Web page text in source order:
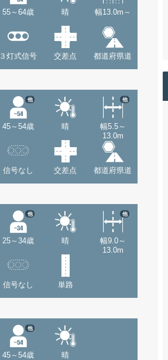
55～64歳 晴 幅13.0m～
３灯式信号 交差点 都道府県道
45～54歳
他
晴
幅5.5～
13.0m
他
信号なし 交差点 都道府県道
25～34歳
他
晴
幅9.0～
13.0m
他
信号なし 単路
45～54歳
他
晴